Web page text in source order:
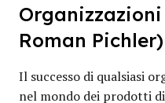
Organizzazioni
Roman Pichler)
Il successo di qualsiasi
nel mondo dei prodotti